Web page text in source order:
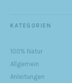
KATEGORIEN
100% Natur
Allgemein
Anleitungen